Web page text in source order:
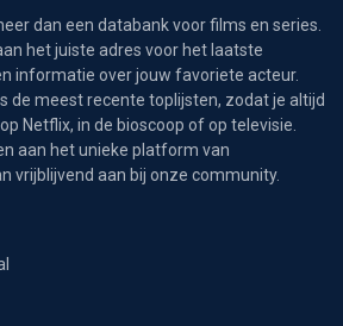
dan een databank voor films en series.
het juiste adres voor het laatste
informatie over jouw favoriete acteur.
de meest recente toplijsten, zodat je altijd
Netflix, in de bioscoop of op televisie.
aan het unieke platform van
vrijblijvend aan bij onze community.